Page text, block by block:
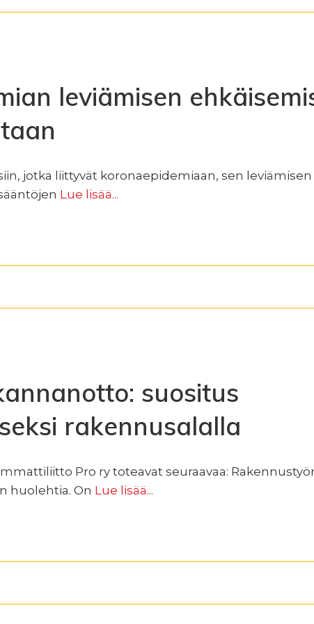
leviämisen
jotka liittyvät koronaepidemiaan, sen
Lue lisää...
suositus
rakennusalalla
Pro ry toteavat seuraavaa:
huolehtia. On Lue lisää...